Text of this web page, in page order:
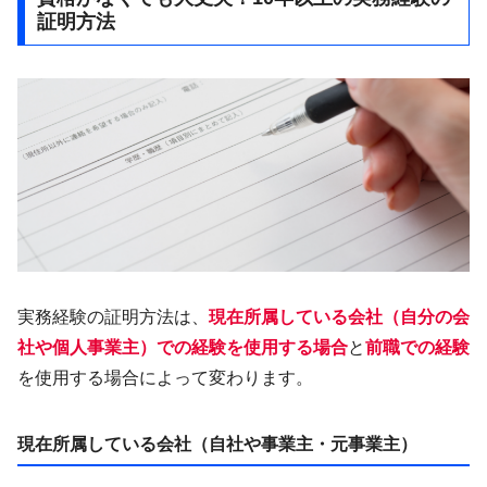
証明方法
実務経験の証明方法は、 現在所属している会社（自分の会
社や個人事業主）での経験を使用する場合と前職での経験
を使用する場合によって変わります。
現在所属している会社（自社や事業主・元事業主）